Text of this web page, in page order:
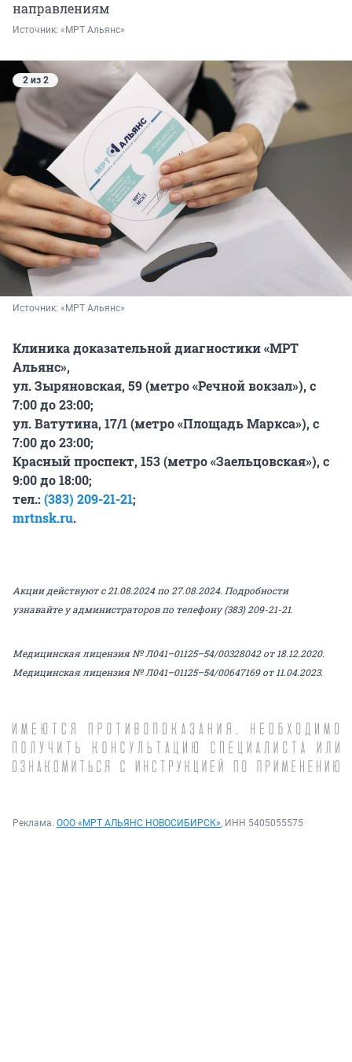
направлениям
Источник: «МРТ Альянс»
2 из 2
Источник: «МРТ Альянс»
Клиника доказательной диагностики «МРТ
Альянс»,
ул. Зыряновская, 59 (метро «Речной вокзал»), с
7:00 до 23:00;
ул. Ватутина, 17/1 (метро «Площадь Маркса»), с
7:00 до 23:00;
Красный проспект, 153 (метро «Заельцовская»), с
9:00 до 18:00;
тел.: (383) 209-21-21;
mrtnsk.ru.
Акции действуют с 21.08.2024 по 27.08.2024. Подробности
узнавайте у администраторов по телефону (383) 209-21-21.
Медицинская лицензия № Л041–01125–54/00328042 от 18.12.2020.
Медицинская лицензия № Л041–01125–54/00647169 от 11.04.2023.
Реклама. ООО «МРТ АЛЬЯНС НОВОСИБИРСК», ИНН 5405055575